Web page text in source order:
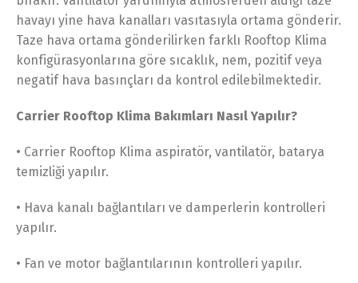
havayı yine hava kanalları vasıtasıyla ortama gönderir.
Taze hava ortama gönderilirken farklı Rooftop Klima
konfigürasyonlarına göre sıcaklık, nem, pozitif veya
negatif hava basınçları da kontrol edilebilmektedir.
Carrier Rooftop Klima Bakımları Nasıl Yapılır?
• Carrier Rooftop Klima aspiratör, vantilatör, batarya
temizliği yapılır.
• Hava kanalı bağlantıları ve damperlerin kontrolleri
yapılır.
• Fan ve motor bağlantılarının kontrolleri yapılır.